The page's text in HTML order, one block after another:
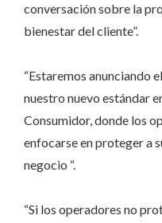
conversación sobre la
bienestar del cliente”.
“Estaremos anunciando
nuestro nuevo estándar
Consumidor, donde los
enfocarse en proteger a
negocio “.
“Si los operadores no